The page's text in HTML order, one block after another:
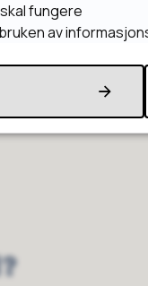
fungere
av